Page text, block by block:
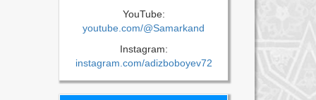
YouTube:
youtube.com/@Samarkand
Instagram:
instagram.com/adizboboyev72